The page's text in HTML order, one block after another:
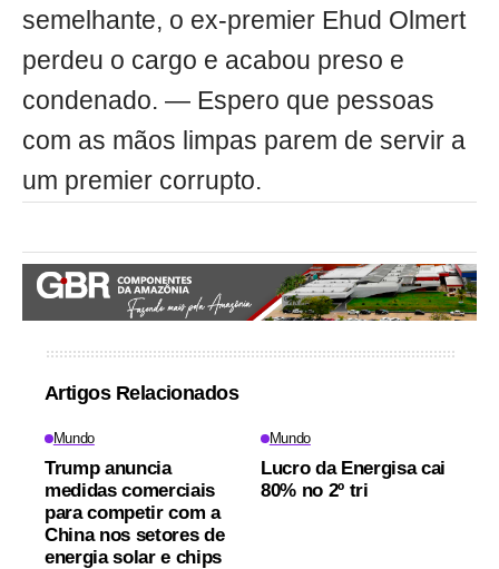
semelhante, o ex-premier Ehud Olmert
perdeu o cargo e acabou preso e
condenado. — Espero que pessoas
com as mãos limpas parem de servir a
um premier corrupto.
Artigos Relacionados
Mundo
Trump anuncia
medidas comerciais
para competir com a
China nos setores de
energia solar e chips
Mundo
Lucro da Energisa cai
80% no 2º tri